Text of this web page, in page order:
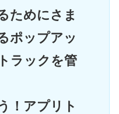
ためにさま
ポップアッ
ラックを管
！アプリト